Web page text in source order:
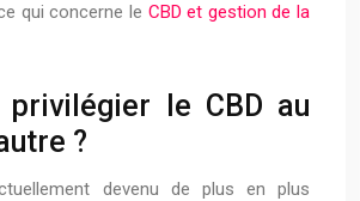
qui concerne le CBD et gestion de la
privilégier le CBD au
?
devenu de plus en plus